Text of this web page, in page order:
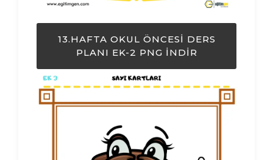
13.HAFTA OKUL ÖNCESI DERS
PLANI EK-2 PNG İNDIR